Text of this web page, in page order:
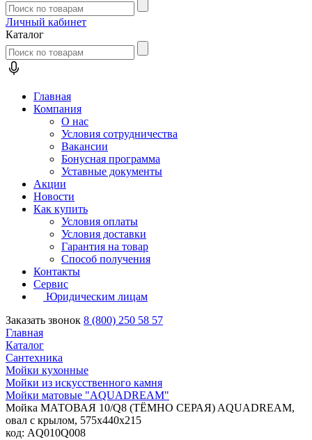
Личный кабинет
Каталог
Главная
Компания
О нас
Условия сотрудничества
Вакансии
Бонусная программа
Уставные документы
Акции
Новости
Как купить
Условия оплаты
Условия доставки
Гарантия на товар
Способ получения
Контакты
Сервис
Юридическим лицам
Заказать звонок 8 (800) 250 58 57
Главная
Каталог
Сантехника
Мойки кухонные
Мойки из искусственного камня
Мойки матовые "AQUADREAM"
Мойка МАТОВАЯ 10/Q8 (ТЁМНО СЕРАЯ) AQUADREAM,
овал с крылом, 575х440х215
код: AQ010Q008